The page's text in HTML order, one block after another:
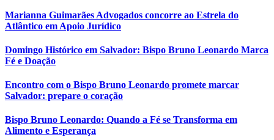
Marianna Guimarães Advogados concorre ao Estrela do
Atlântico em Apoio Jurídico
Domingo Histórico em Salvador: Bispo Bruno Leonardo Marca
Fé e Doação
Encontro com o Bispo Bruno Leonardo promete marcar
Salvador: prepare o coração
Bispo Bruno Leonardo: Quando a Fé se Transforma em
Alimento e Esperança